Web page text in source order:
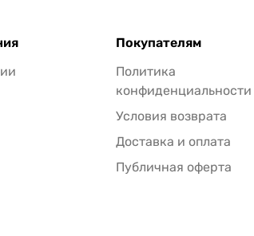
Покупателям
Политика
конфиденциальности
Условия возврата
Доставка и оплата
Публичная оферта